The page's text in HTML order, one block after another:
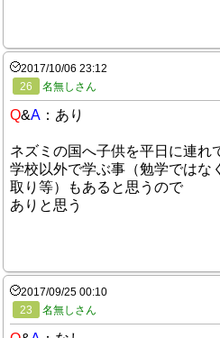
2017/10/06 23:12
26
名無しさん
Q&A ：あり
ネズミの国へ子供を平日に連れ
学校以外で学ぶ事（勉学ではな
取り等）もあると思うので
ありと思う
2017/09/25 00:10
23
名無しさん